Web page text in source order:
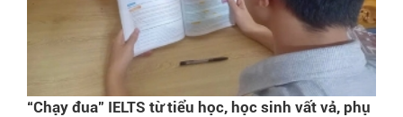
“Chạy đua” IELTS từ tiểu học, học sinh vất vả, phụ